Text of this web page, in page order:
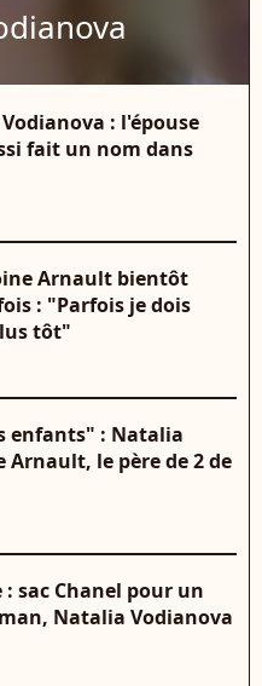
: l'épouse
fait un nom dans
Arnault bientôt
: "Parfois je dois
tôt"
enfants" : Natalia
le père de 2 de
sac Chanel pour un
Natalia Vodianova